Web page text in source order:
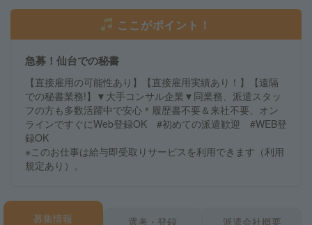
ここがポイント！
急募！仙台での秘書
【直接雇用の可能性あり】【直接雇用実績あり！】【遠隔
での秘書業務!】▼大手コンサル企業▼同業務、派遣スタッ
フの方も多数活躍中で安心＊履歴書不要＆来社不要、オン
ラインですぐにWeb登録OK #初めての派遣歓迎 #WEB登
録OK
※このお仕事は給与即受取りサービスを利用できます（利用
規定あり）。
募集情報 選考・登録 派遣会社概要